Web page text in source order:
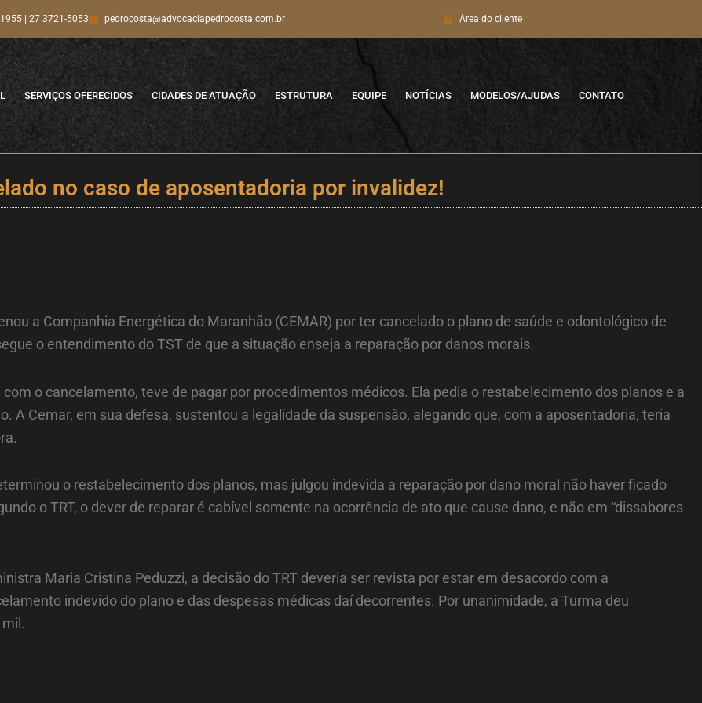
| 27 3721-5053 pedrocosta@advocaciapedrocosta.com.br Área do cliente
SERVIÇOS OFERECIDOS CIDADES DE ATUAÇÃO ESTRUTURA EQUIPE NOTÍCIAS MODELOS/AJUDAS CONTATO
no caso de aposentadoria por invalidez!
a Companhia Energética do Maranhão (CEMAR) por ter cancelado o plano de saúde e odontológico de
o entendimento do TST de que a situação enseja a reparação por danos morais.
o cancelamento, teve de pagar por procedimentos médicos. Ela pedia o restabelecimento dos planos e a
A Cemar, em sua defesa, sustentou a legalidade da suspensão, alegando que, com a aposentadoria, teria
o restabelecimento dos planos, mas julgou indevida a reparação por dano moral não haver ficado
o TRT, o dever de reparar é cabível somente na ocorrência de ato que cause dano, e não em “dissabores
Maria Cristina Peduzzi, a decisão do TRT deveria ser revista por estar em desacordo com a
indevido do plano e das despesas médicas daí decorrentes. Por unanimidade, a Turma deu